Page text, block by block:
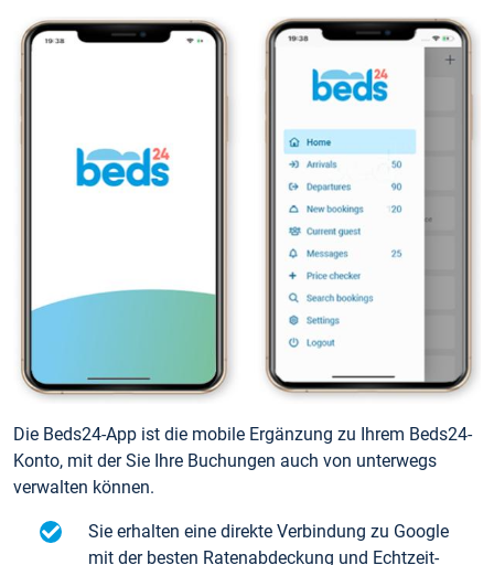
Die Beds24-App ist die mobile Ergänzung zu Ihrem Beds24-
Konto, mit der Sie Ihre Buchungen auch von unterwegs
verwalten können.
Sie erhalten eine direkte Verbindung zu Google
mit der besten Ratenabdeckung und Echtzeit-